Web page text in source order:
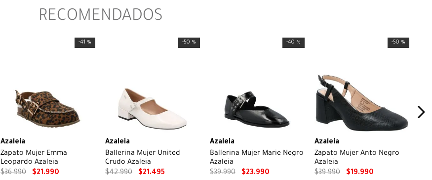
RECOMENDADOS
-41 %
Azaleia
Zapato Mujer Emma
Leopardo Azaleia
$36.990 $21.990
-50 %
Azaleia
Ballerina Mujer United
Crudo Azaleia
$42.990 $21.495
-40 %
Azaleia
Ballerina Mujer Marie Negro
Azaleia
$39.990 $23.990
-50 %
Azaleia
Zapato Mujer Anto Negro
Azaleia
$39.990 $19.990